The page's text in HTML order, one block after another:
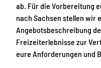
ab. Für die Vorbereitung
nach Sachsen stellen wir
Angebotsbeschreibung
Freizeiterlebnisse zur
eure Anforderungen und